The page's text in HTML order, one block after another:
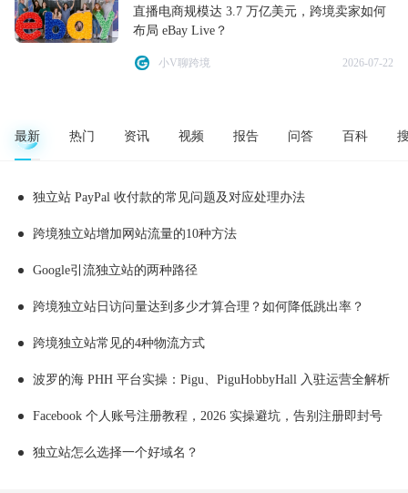
直播电商规模达 3.7 万亿美元，跨境卖家如何
布局 eBay Live？
小V聊跨境 2026-07-22
最新 热门 资讯 视频 报告 问答 百科
独立站 PayPal 收付款的常见问题及对应处理办法
跨境独立站增加网站流量的10种方法
Google引流独立站的两种路径
跨境独立站日访问量达到多少才算合理？如何降低跳出率？
跨境独立站常见的4种物流方式
波罗的海 PHH 平台实操：Pigu、PiguHobbyHall 入驻运营全解析
Facebook 个人账号注册教程，2026 实操避坑，告别注册即封号
独立站怎么选择一个好域名？